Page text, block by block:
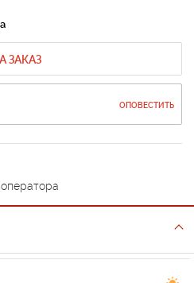
ЗАКАЗ
ОПОВЕСТИТЬ